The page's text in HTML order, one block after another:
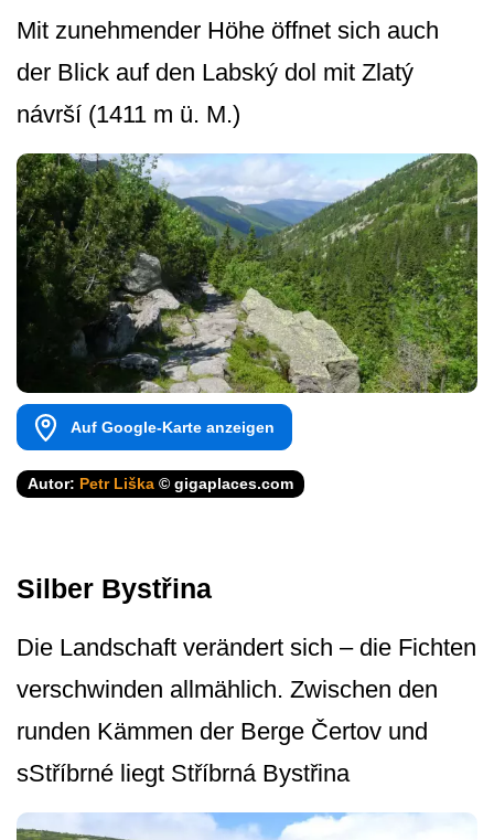
Mit zunehmender Höhe öffnet sich auch
der Blick auf den Labský dol mit Zlatý
návrší (1411 m ü. M.)
Auf Google-Karte anzeigen
Autor: Petr Liška © gigaplaces.com
Silber Bystřina
Die Landschaft verändert sich – die Fichten
verschwinden allmählich. Zwischen den
runden Kämmen der Berge Čertov und
sStříbrné liegt Stříbrná Bystřina